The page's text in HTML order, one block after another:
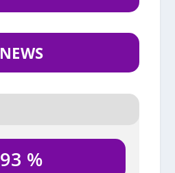
NEWS
93 %